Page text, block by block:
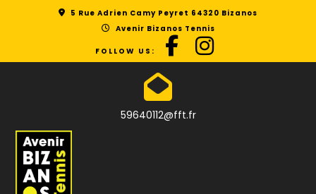
5 Rue Adrien Camy Peyret 64320 Bizanos
Avenir Bizanos Tennis
FOLLOW US:
59640112@fft.fr